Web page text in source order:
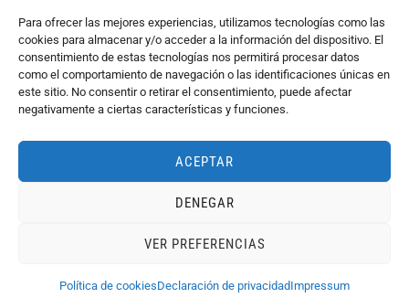
Para ofrecer las mejores experiencias, utilizamos tecnologías como las
cookies para almacenar y/o acceder a la información del dispositivo. El
consentimiento de estas tecnologías nos permitirá procesar datos
como el comportamiento de navegación o las identificaciones únicas en
este sitio. No consentir o retirar el consentimiento, puede afectar
negativamente a ciertas características y funciones.
ACEPTAR
DENEGAR
VER PREFERENCIAS
Política de cookiesDeclaración de privacidadImpressum
Ayuntamiento de Córdoba 2024.